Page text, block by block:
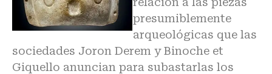
presumiblemente
arqueológicas que las
sociedades Joron Derem y Binoche et
Giquello anuncian para subastarlas los